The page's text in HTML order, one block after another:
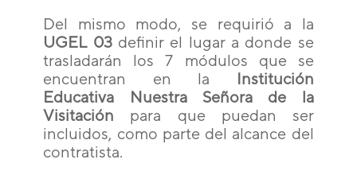
Del mismo modo, se requirió a la
UGEL 03definir el lugar a donde se
trasladarán los 7 módulos que se
encuentran en la
Institución
Educativa Nuestra Señora de la
Visitación para que puedan ser
incluidos, como parte del alcance del
contratista.